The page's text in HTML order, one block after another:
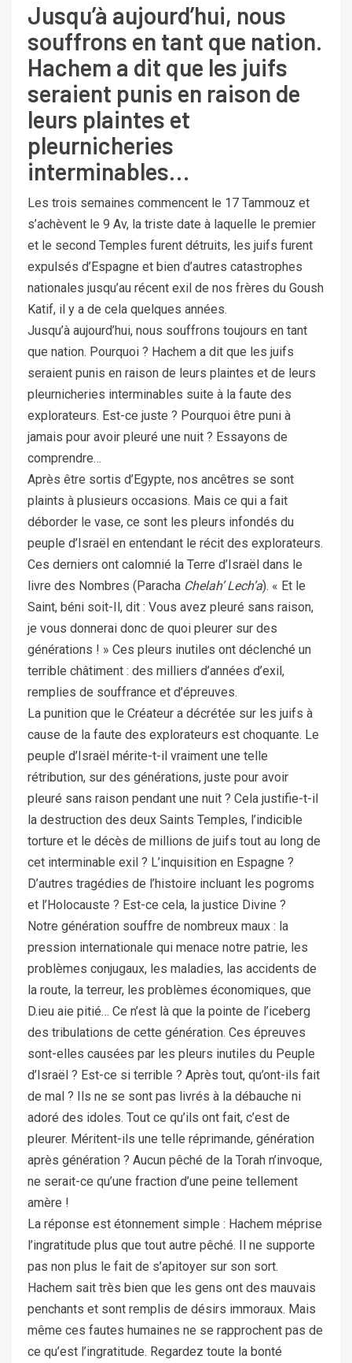
Jusqu’à aujourd’hui, nous
souffrons en tant que nation.
Hachem a dit que les juifs
seraient punis en raison de
leurs plaintes et
pleurnicheries
interminables…
Les trois semaines commencent le 17 Tammouz et
s’achèvent le 9 Av, la triste date à laquelle le premier
et le second Temples furent détruits, les juifs furent
expulsés d’Espagne et bien d’autres catastrophes
nationales jusqu’au récent exil de nos frères du Goush
Katif, il y a de cela quelques années.
Jusqu’à aujourd’hui, nous souffrons toujours en tant
que nation. Pourquoi ? Hachem a dit que les juifs
seraient punis en raison de leurs plaintes et de leurs
pleurnicheries interminables suite à la faute des
explorateurs. Est-ce juste ? Pourquoi être puni à
jamais pour avoir pleuré une nuit ? Essayons de
comprendre…
Après être sortis d’Egypte, nos ancêtres se sont
plaints à plusieurs occasions. Mais ce qui a fait
déborder le vase, ce sont les pleurs infondés du
peuple d’Israël en entendant le récit des explorateurs.
Ces derniers ont calomnié la Terre d’Israël dans le
livre des Nombres (Paracha Chelah’ Lech’a). « Et le
Saint, béni soit-Il, dit : Vous avez pleuré sans raison,
je vous donnerai donc de quoi pleurer sur des
générations ! » Ces pleurs inutiles ont déclenché un
terrible châtiment : des milliers d’années d’exil,
remplies de souffrance et d’épreuves.
La punition que le Créateur a décrétée sur les juifs à
cause de la faute des explorateurs est choquante. Le
peuple d’Israël mérite-t-il vraiment une telle
rétribution, sur des générations, juste pour avoir
pleuré sans raison pendant une nuit ? Cela justifie-t-il
la destruction des deux Saints Temples, l’indicible
torture et le décès de millions de juifs tout au long de
cet interminable exil ? L’inquisition en Espagne ?
D’autres tragédies de l’histoire incluant les pogroms
et l’Holocauste ? Est-ce cela, la justice Divine ?
Notre génération souffre de nombreux maux : la
pression internationale qui menace notre patrie, les
problèmes conjugaux, les maladies, las accidents de
la route, la terreur, les problèmes économiques, que
D.ieu aie pitié… Ce n’est là que la pointe de l’iceberg
des tribulations de cette génération. Ces épreuves
sont-elles causées par les pleurs inutiles du Peuple
d’Israël ? Est-ce si terrible ? Après tout, qu’ont-ils fait
de mal ? Ils ne se sont pas livrés à la débauche ni
adoré des idoles. Tout ce qu’ils ont fait, c’est de
pleurer. Méritent-ils une telle réprimande, génération
après génération ? Aucun pêché de la Torah n’invoque,
ne serait-ce qu’une fraction d’une peine tellement
amère !
La réponse est étonnement simple : Hachem méprise
l’ingratitude plus que tout autre pêché. Il ne supporte
pas non plus le fait de s’apitoyer sur son sort.
Hachem sait très bien que les gens ont des mauvais
penchants et sont remplis de désirs immoraux. Mais
même ces fautes humaines ne se rapprochent pas de
ce qu’est l’ingratitude. Regardez toute la bonté